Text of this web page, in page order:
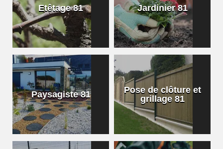
Etêtage 81 Jardinier 81
Paysagiste 81
Pose de clôture et
grillage 81